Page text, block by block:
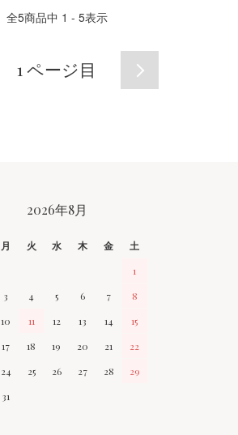
全5商品中 1 - 5表示
1 ページ目
2026年8月
月 火 水 木 金
土
1
3 4 5 6 7
8
10 11 12 13 14
15
17 18 19 20 21
22
24 25 26 27 28
29
31